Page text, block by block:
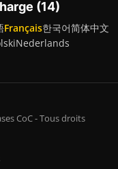
(14)
Français한국어简体中文
Nederlands
CoC - Tous droits